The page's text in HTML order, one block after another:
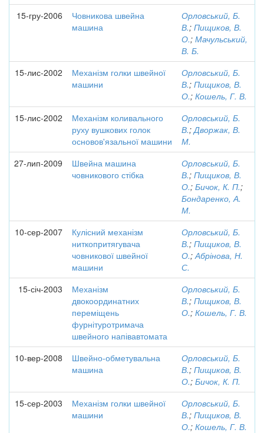
15-гру-2006
Човникова швейна
машина
Орловський, Б.
В.; Пищиков, В.
О.; Мачульський,
В. Б.
15-лис-2002
Механізм голки швейної
машини
Орловський, Б.
В.; Пищиков, В.
О.; Кошель, Г. В.
15-лис-2002
Механізм коливального
руху вушкових голок
основов'язальної машини
Орловський, Б.
В.;Дворжак, В.
М.
27-лип-2009
Швейна машина
човникового стібка
Орловський, Б.
В.; Пищиков, В.
О.; Бичок, К. П.;
Бондаренко, А.
М.
10-сер-2007
Кулісний механізм
ниткопритягувача
човникової швейної
машини
Орловський, Б.
В.; Пищиков, В.
О.;Абрінова, Н.
С.
15-січ-2003
Механізм
двокоординатних
переміщень
фурнітуротримача
швейного напівавтомата
Орловський, Б.
В.; Пищиков, В.
О.; Кошель, Г. В.
10-вер-2008
Швейно-обметувальна
машина
Орловський, Б.
В.; Пищиков, В.
О.; Бичок, К. П.
15-сер-2003
Механізм голки швейної
машини
Орловський, Б.
В.; Пищиков, В.
О.; Кошель, Г. В.